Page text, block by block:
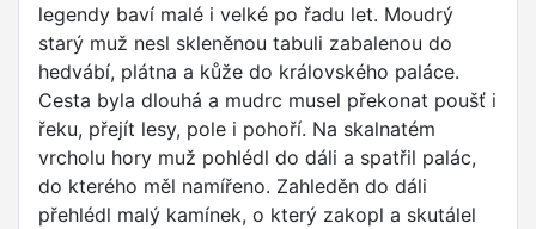
legendy baví malé i velké po řadu let. Moudrý
starý muž nesl skleněnou tabuli zabalenou do
hedvábí, plátna a kůže do královského paláce.
Cesta byla dlouhá a mudrc musel překonat poušť i
řeku, přejít lesy, pole i pohoří. Na skalnatém
vrcholu hory muž pohlédl do dáli a spatřil palác,
do kterého měl namířeno. Zahleděn do dáli
přehlédl malý kamínek, o který zakopl a skutálel